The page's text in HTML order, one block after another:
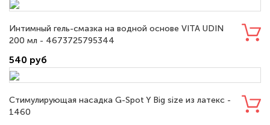
Интимный гель-смазка на водной основе VITA UDIN
200 мл - 4673725795344
540 руб
Стимулирующая насадка G-Spot Y Big size из латекс -
1460